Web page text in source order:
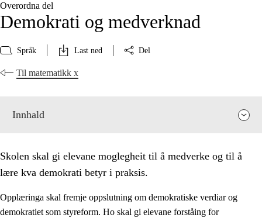
Overordna del
Demokrati og medverknad
Språk Last ned Del
Til matematikk x
Innhald
Skolen skal gi elevane moglegheit til å medverke og til å
lære kva demokrati betyr i praksis.
Opplæringa skal fremje oppslutning om demokratiske verdiar og
demokratiet som styreform. Ho skal gi elevane forståing for